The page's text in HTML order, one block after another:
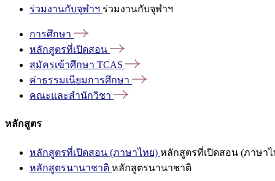
ร่วมงานกับจุฬาฯ ร่วมงานกับจุฬาฯ
การศึกษา
หลักสูตรที่เปิดสอน
สมัครเข้าศึกษา TCAS
ค่าธรรมเนียมการศึกษา
คณะและสำนักวิชา
หลักสูตร
หลักสูตรที่เปิดสอน (ภาษาไทย) หลักสูตรที่เปิดสอน (ภาษาไ
หลักสูตรนานาชาติ หลักสูตรนานาชาติ